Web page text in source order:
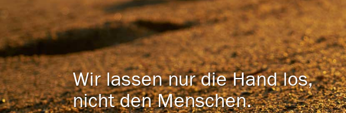
Wir lassen nur die Hand los,
nicht den Menschen.